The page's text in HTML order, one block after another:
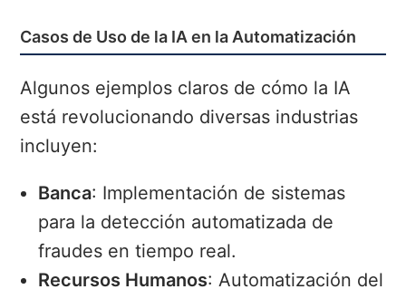
Casos de Uso de la IA en la Automatización
Algunos ejemplos claros de cómo la IA
está revolucionando diversas industrias
incluyen:
Banca: Implementación de sistemas
para la detección automatizada de
fraudes en tiempo real.
Recursos Humanos: Automatización del